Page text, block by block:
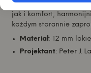
Stwórz otoczenie,
jak i komfort,
każdym starannie
Materiał: 12 mm
Projektant: Peter J.